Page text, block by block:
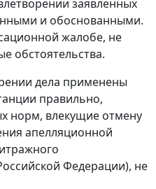
заявленных
и обоснованными.
жалобе, не
обстоятельства.
дела применены
правильно,
норм, влекущие отмену
апелляционной
Федерации), не